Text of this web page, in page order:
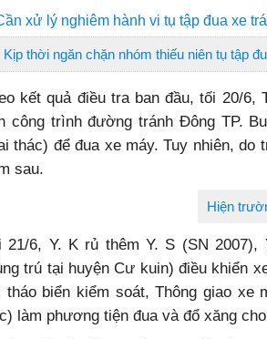
xử lý nghiêm hành vi tụ tập đua xe
Kịp thời ngăn chặn nhóm thiếu niên tụ tập
kết quả điều tra ban đầu, tối 20/6,
công trình đường tránh Đông TP.
thác) để đua xe máy. Tuy nhiên,
sau.
Hiện
21/6, Y. K rủ thêm Y. S (SN
trú tại huyện Cư kuin) điều khiển
tháo biển kiểm soát, Thông giao xe
làm phương tiện đua và đổ xăng